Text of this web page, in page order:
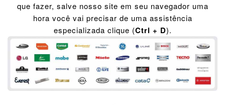
que fazer, salve nosso site em seu navegador uma
hora você vai precisar de uma assistência
especializada clique (Ctrl + D).